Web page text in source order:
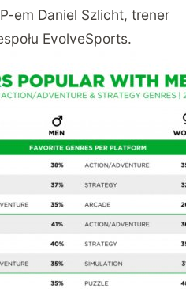
em Daniel Szlicht, trener
EvolveSports.